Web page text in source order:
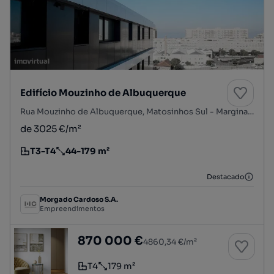
Edifício Mouzinho de Albuquerque
Rua Mouzinho de Albuquerque, Matosinhos Sul - Marginal, Matosinhos e Leça da Palmeira, Matosinhos, Porto
de 3025 €/m²
Tipologia
T3-T4
Preço por metro quadrado
44-179 m²
Destacado
Morgado Cardoso S.A.
Empreendimentos
T4 Matosinhos - 2º piso
870 000 €4860,34 €/m²
Tipologia
T4
Preço por metro quadrado
179 m²